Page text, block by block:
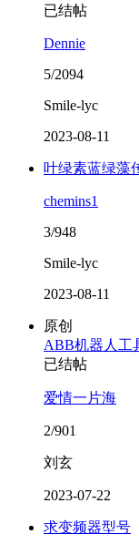
已结帖
Dennie
5/2094
Smile-lyc
2023-08-11
叶绿素蓝绿藻
chemins1
3/948
Smile-lyc
2023-08-11
原创
ABB机器人工
已结帖
爱情一片海
2/901
刘玄
2023-07-22
求变频器型号